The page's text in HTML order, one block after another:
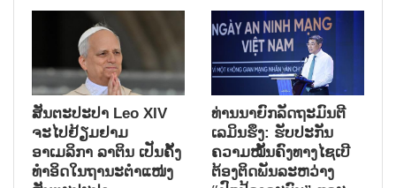
ສັນຕະປະປາ Leo XIV
ຈະໄປຢ້ຽມຢາມ
ອາເມລິກາ ລາຕິນ ເປັນຄັ້ງ
ທຳອິດໃນຖານະຕຳແໜ່ງ
ທ່ານນາຍົກລັດຖະມົນຕີ
ເລມິນຮຶງ: ຮັບປະກັນ
ຄວາມໝັ້ນຄົງທາງໄຊເບີ
ຕ້ອງຕິດພັນລະຫວ່າງ